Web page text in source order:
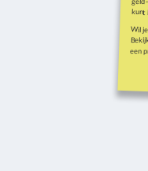
kunt
Wil
een